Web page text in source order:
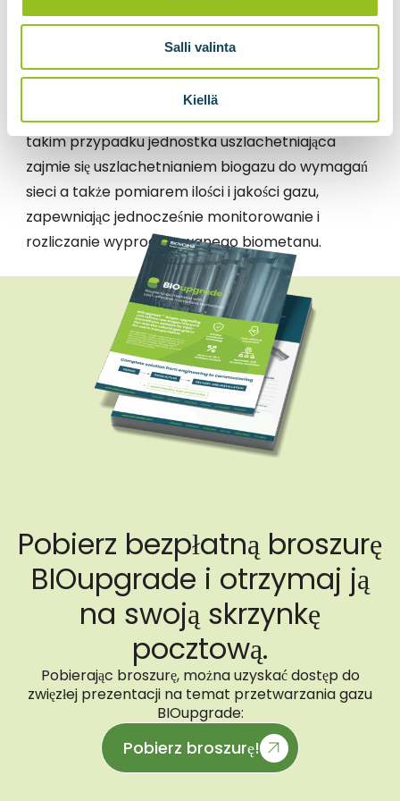
Salli valinta
Kiellä
BIOupgrade jest dostosowany nie tylko do
przetwarzania biogazu w biometan, ale także do
dostarczania gazu do sieci gazu ziemnego.
BIOupgrade można zintegrować z kontenerem
przyłączeniowym BIOadapter firmy Biovoima. W
takim przypadku jednostka uszlachetniająca
zajmie się uszlachetnianiem biogazu do wymagań
sieci a także pomiarem ilości i jakości gazu,
zapewniając jednocześnie monitorowanie i
rozliczanie wyprodukowanego biometanu.
Pobierz bezpłatną broszurę
BIOupgrade i otrzymaj ją
na swoją skrzynkę
pocztową.
Pobierając broszurę, można uzyskać dostęp do
zwięzłej prezentacji na temat przetwarzania gazu
BIOupgrade:
Pobierz broszurę!